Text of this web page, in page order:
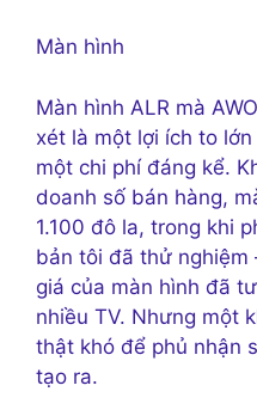
Màn hình
Màn hình ALR mà
xét là một lợi ích to
một chi phí đáng kể.
doanh số bán hàng,
1.100 đô la, trong khi
bản tôi đã thử nghiệm
giá của màn hình đã
nhiều TV. Nhưng một
thật khó để phủ nhận
tạo ra.